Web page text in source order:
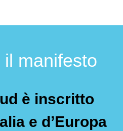
manifesto
è inscritto
e d’Europa